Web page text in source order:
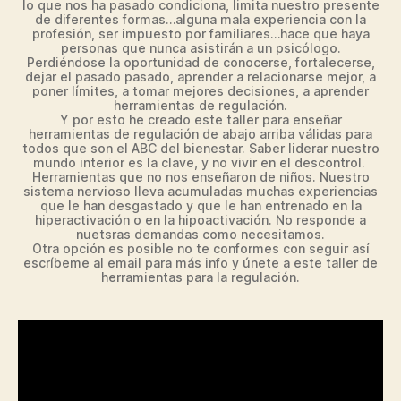
lo que nos ha pasado condiciona, limita nuestro presente
de diferentes formas…alguna mala experiencia con la
profesión, ser impuesto por familiares…hace que haya
personas que nunca asistirán a un psicólogo.
Perdiéndose la oportunidad de conocerse, fortalecerse,
dejar el pasado pasado, aprender a relacionarse mejor, a
poner límites, a tomar mejores decisiones, a aprender
herramientas de regulación.
Y por esto he creado este taller para enseñar
herramientas de regulación de abajo arriba válidas para
todos que son el ABC del bienestar. Saber liderar nuestro
mundo interior es la clave, y no vivir en el descontrol.
Herramientas que no nos enseñaron de niños. Nuestro
sistema nervioso lleva acumuladas muchas experiencias
que le han desgastado y que le han entrenado en la
hiperactivación o en la hipoactivación. No responde a
nuetsras demandas como necesitamos.
Otra opción es posible no te conformes con seguir así
escríbeme al email para más info y únete a este taller de
herramientas para la regulación.